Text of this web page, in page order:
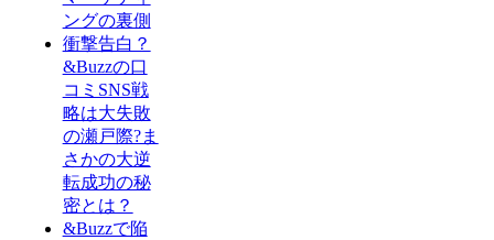
ングの裏側
衝撃告白？
&Buzzの口
コミSNS戦
略は大失敗
の瀬戸際?ま
さかの大逆
転成功の秘
密とは？
&Buzzで陥